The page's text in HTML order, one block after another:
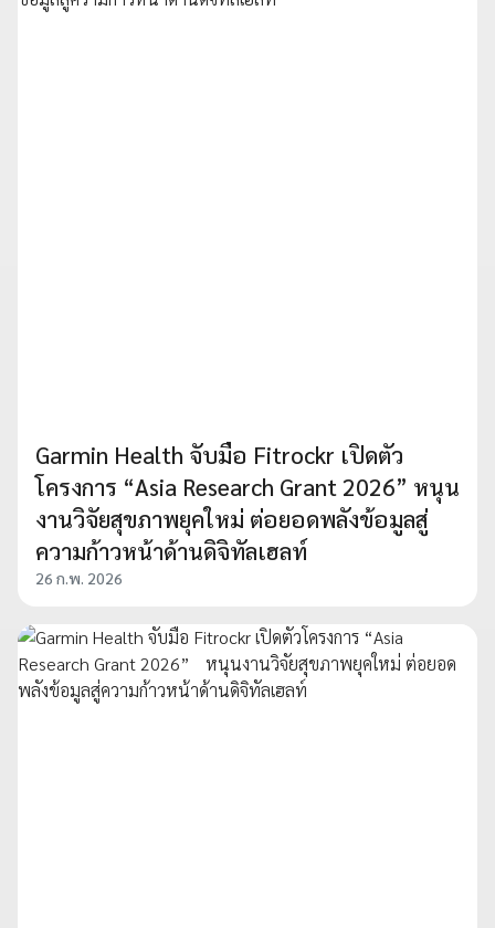
Garmin Health จับมือ Fitrockr เปิดตัว
โครงการ “Asia Research Grant 2026” หนุน
งานวิจัยสุขภาพยุคใหม่ ต่อยอดพลังข้อมูลสู่
ความก้าวหน้าด้านดิจิทัลเฮลท์
26 ก.พ. 2026